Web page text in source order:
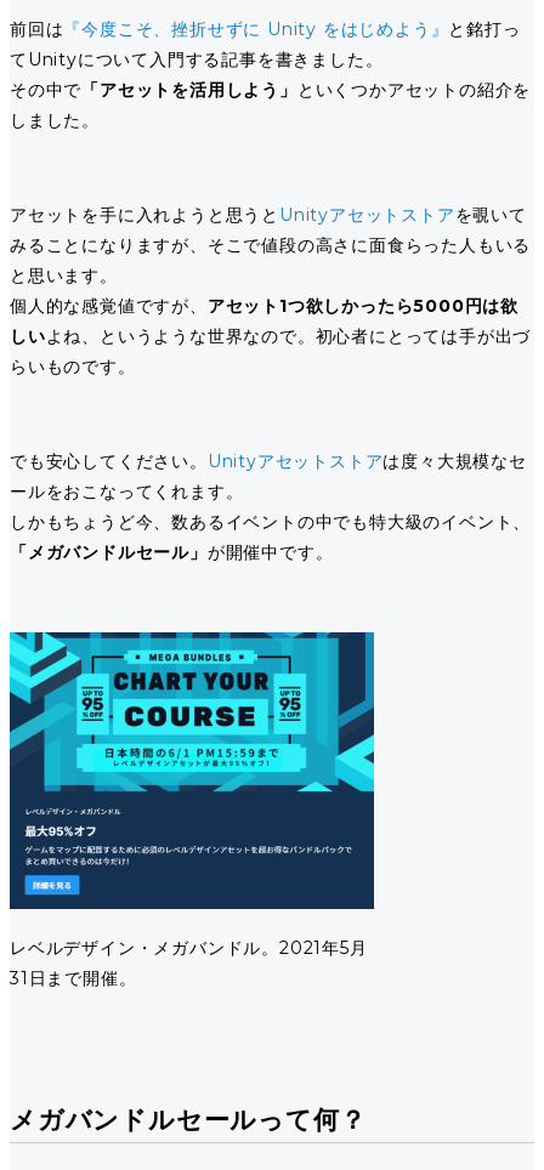
前回は 『今度こそ、挫折せずに Unity をはじめよう』 と銘打っ
てUnityについて入門する記事を書きました。
その中で 「アセットを活用しよう」 といくつかアセットの紹介を
しました。
アセットを手に入れようと思うと Unityアセットストアを覗いて
みることになりますが、そこで値段の高さに面食らった人もいる
と思います。
個人的な感覚値ですが、 アセット1つ欲しかったら5000円は欲
しいよね、というような世界なので。初心者にとっては手が出づ
らいものです。
でも安心してください。 Unityアセットストアは度々大規模なセ
ールをおこなってくれます。
しかもちょうど今、数あるイベントの中でも特大級のイベント、
「メガバンドルセール」 が開催中です。
レベルデザイン・メガバンドル。2021年5月
31日まで開催。
メガバンドルセールって何？